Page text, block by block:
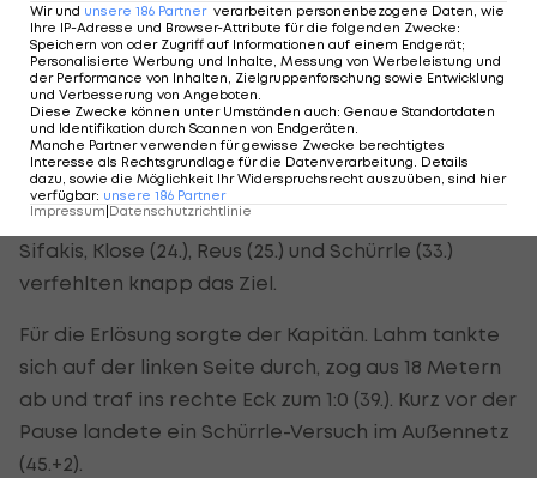
traf zwar früh ins Tor, allerdings aus
Abseitsposition (4.).
Zahlreiche Chancen für Deutschland
Ab der 22. Minute machten die Deutschen dann
ernst. Mesut Özil (22.), Reus (24.) und Sami Khedira
(36.) scheiterten an Griechen-Goalie Michalis
Sifakis, Klose (24.), Reus (25.) und Schürrle (33.)
verfehlten knapp das Ziel.
Für die Erlösung sorgte der Kapitän. Lahm tankte
sich auf der linken Seite durch, zog aus 18 Metern
ab und traf ins rechte Eck zum 1:0 (39.). Kurz vor der
Pause landete ein Schürrle-Versuch im Außennetz
(45.+2).
Wir und unsere 186 Partner verarbeiten personenbezogene Daten, wie
Ihre IP-Adresse und Browser-Attribute für die folgenden Zwecke:
Speichern von oder Zugriff auf Informationen auf einem Endgerät;
Personalisierte Werbung und Inhalte, Messung von Werbeleistung und
der Performance von Inhalten, Zielgruppenforschung sowie Entwicklung
und Verbesserung von Angeboten
Diese Zwecke können unter Umständen auch: Genaue Standortdaten
und Identifikation durch Scannen von Endgeräten
Manche Partner verwenden für gewisse Zwecke berechtigtes
Interesse als Rechtsgrundlage für die Datenverarbeitung. Details
dazu, sowie die Möglichkeit Ihr Widerspruchsrecht auszuüben, sind hier
verfügbar: unsere 186 Partner
Impressum|Datenschutzrichtlinie